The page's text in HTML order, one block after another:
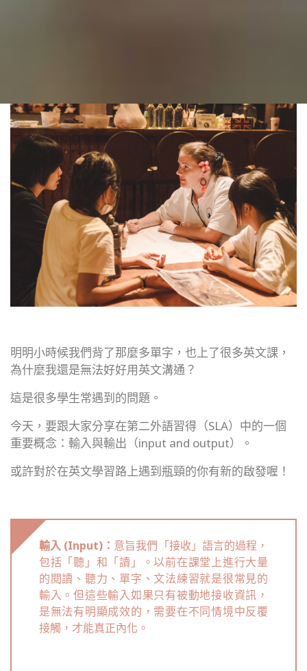
明明小時候我們背了那麼多單字，也上了很多英文課，
為什麼我還是無法好好用英文溝通？
這是很多學生常遇到的問題。
今天，要跟大家分享在第二外語習得（SLA）中的一個
重要概念：輸入與輸出（input and output）。
或許對於在英文學習路上遇到瓶頸的你有新的啟發喔！
輸入 (Input)： 意旨我們「接收」語言的過程，
包括「聽」和「讀」。以前在課堂上進行大量
的閱讀、聽力、單字、文法練習就是很常見的
輸入。但這些輸入如果只有被動地接收資訊，
是無法有明顯成效的，需要在不同情境中反覆
接觸，才能真正內化。